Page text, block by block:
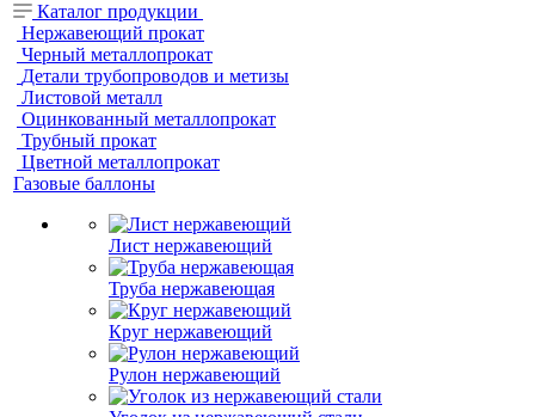
Каталог продукции
Нержавеющий прокат
Черный металлопрокат
Детали трубопроводов и метизы
Листовой металл
Оцинкованный металлопрокат
Трубный прокат
Цветной металлопрокат
Газовые баллоны
Лист нержавеющий
Труба нержавеющая
Круг нержавеющий
Рулон нержавеющий